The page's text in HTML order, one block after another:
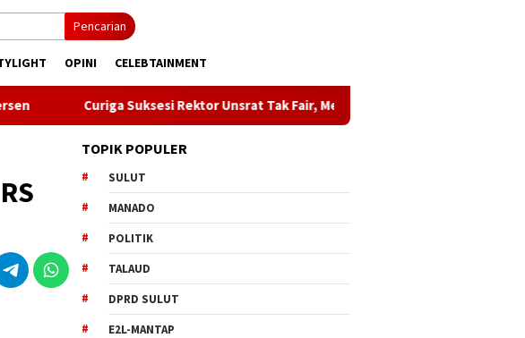
Pencarian
OPINI CELEBTAINMENT
Suksesi Rektor Unsrat Tak Fair, Mendiktisaintek Copot Rektor Sompie, Ini Profil
TOPIK POPULER
SULUT
MANADO
POLITIK
TALAUD
DPRD SULUT
E2L-MANTAP